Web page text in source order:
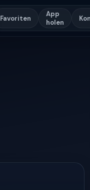
Favoriten
App
holen